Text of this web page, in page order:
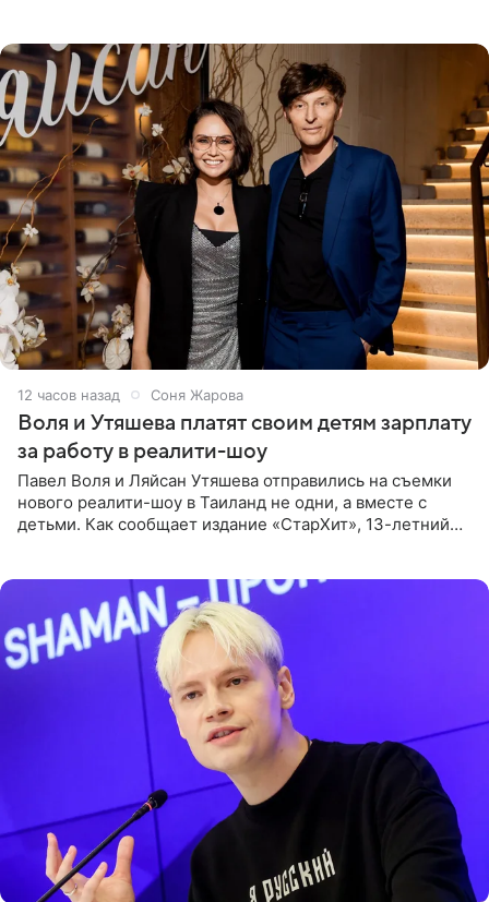
12 часов назад Соня Жарова
Воля и Утяшева платят своим детям зарплату
за работу в реалити-шоу
Павел Воля и Ляйсан Утяшева отправились на съемки
нового реалити-шоу в Таиланд не одни, а вместе с
детьми. Как сообщает издание «СтарХит», 13-летний